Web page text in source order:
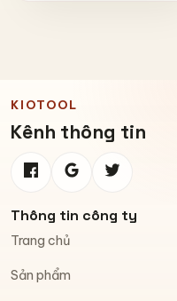
KIOTOOL
Kênh thông tin
Thông tin công ty
Trang chủ
Sản phẩm